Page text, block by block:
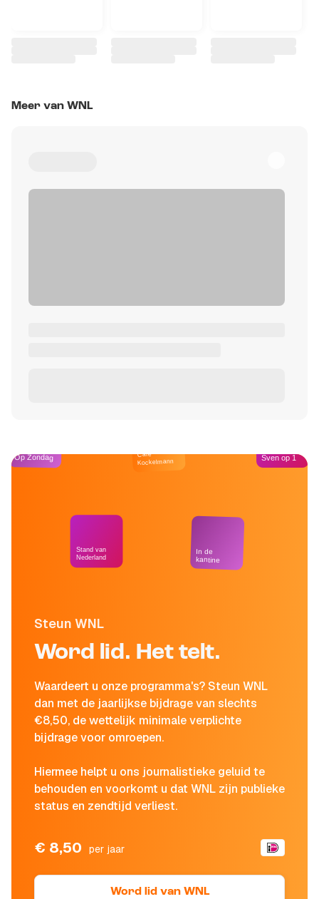
Meer van WNL
Steun WNL
Word lid. Het telt.
Waardeert u onze programma's? Steun WNL
dan met de jaarlijkse bijdrage van slechts
€8,50, de wettelijk minimale verplichte
bijdrage voor omroepen.
Hiermee helpt u ons journalistieke geluid te
behouden en voorkomt u dat WNL zijn publieke
status en zendtijd verliest.
€ 8,50 per jaar
Word lid van WNL
Op Zondag
Stand van
Nederland
Café
Kockelmann
In de
kantine
Sven op 1